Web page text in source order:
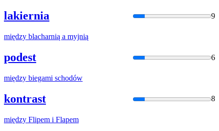
lakiernia 9
między blacharnią a myjnią
podest 6
między biegami schodów
kontrast 8
między Flipem i Flapem